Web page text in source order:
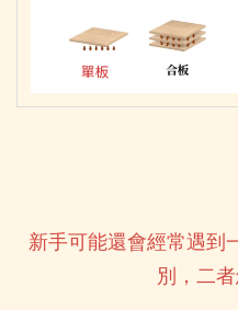
新手可能還會經常遇到
別，二